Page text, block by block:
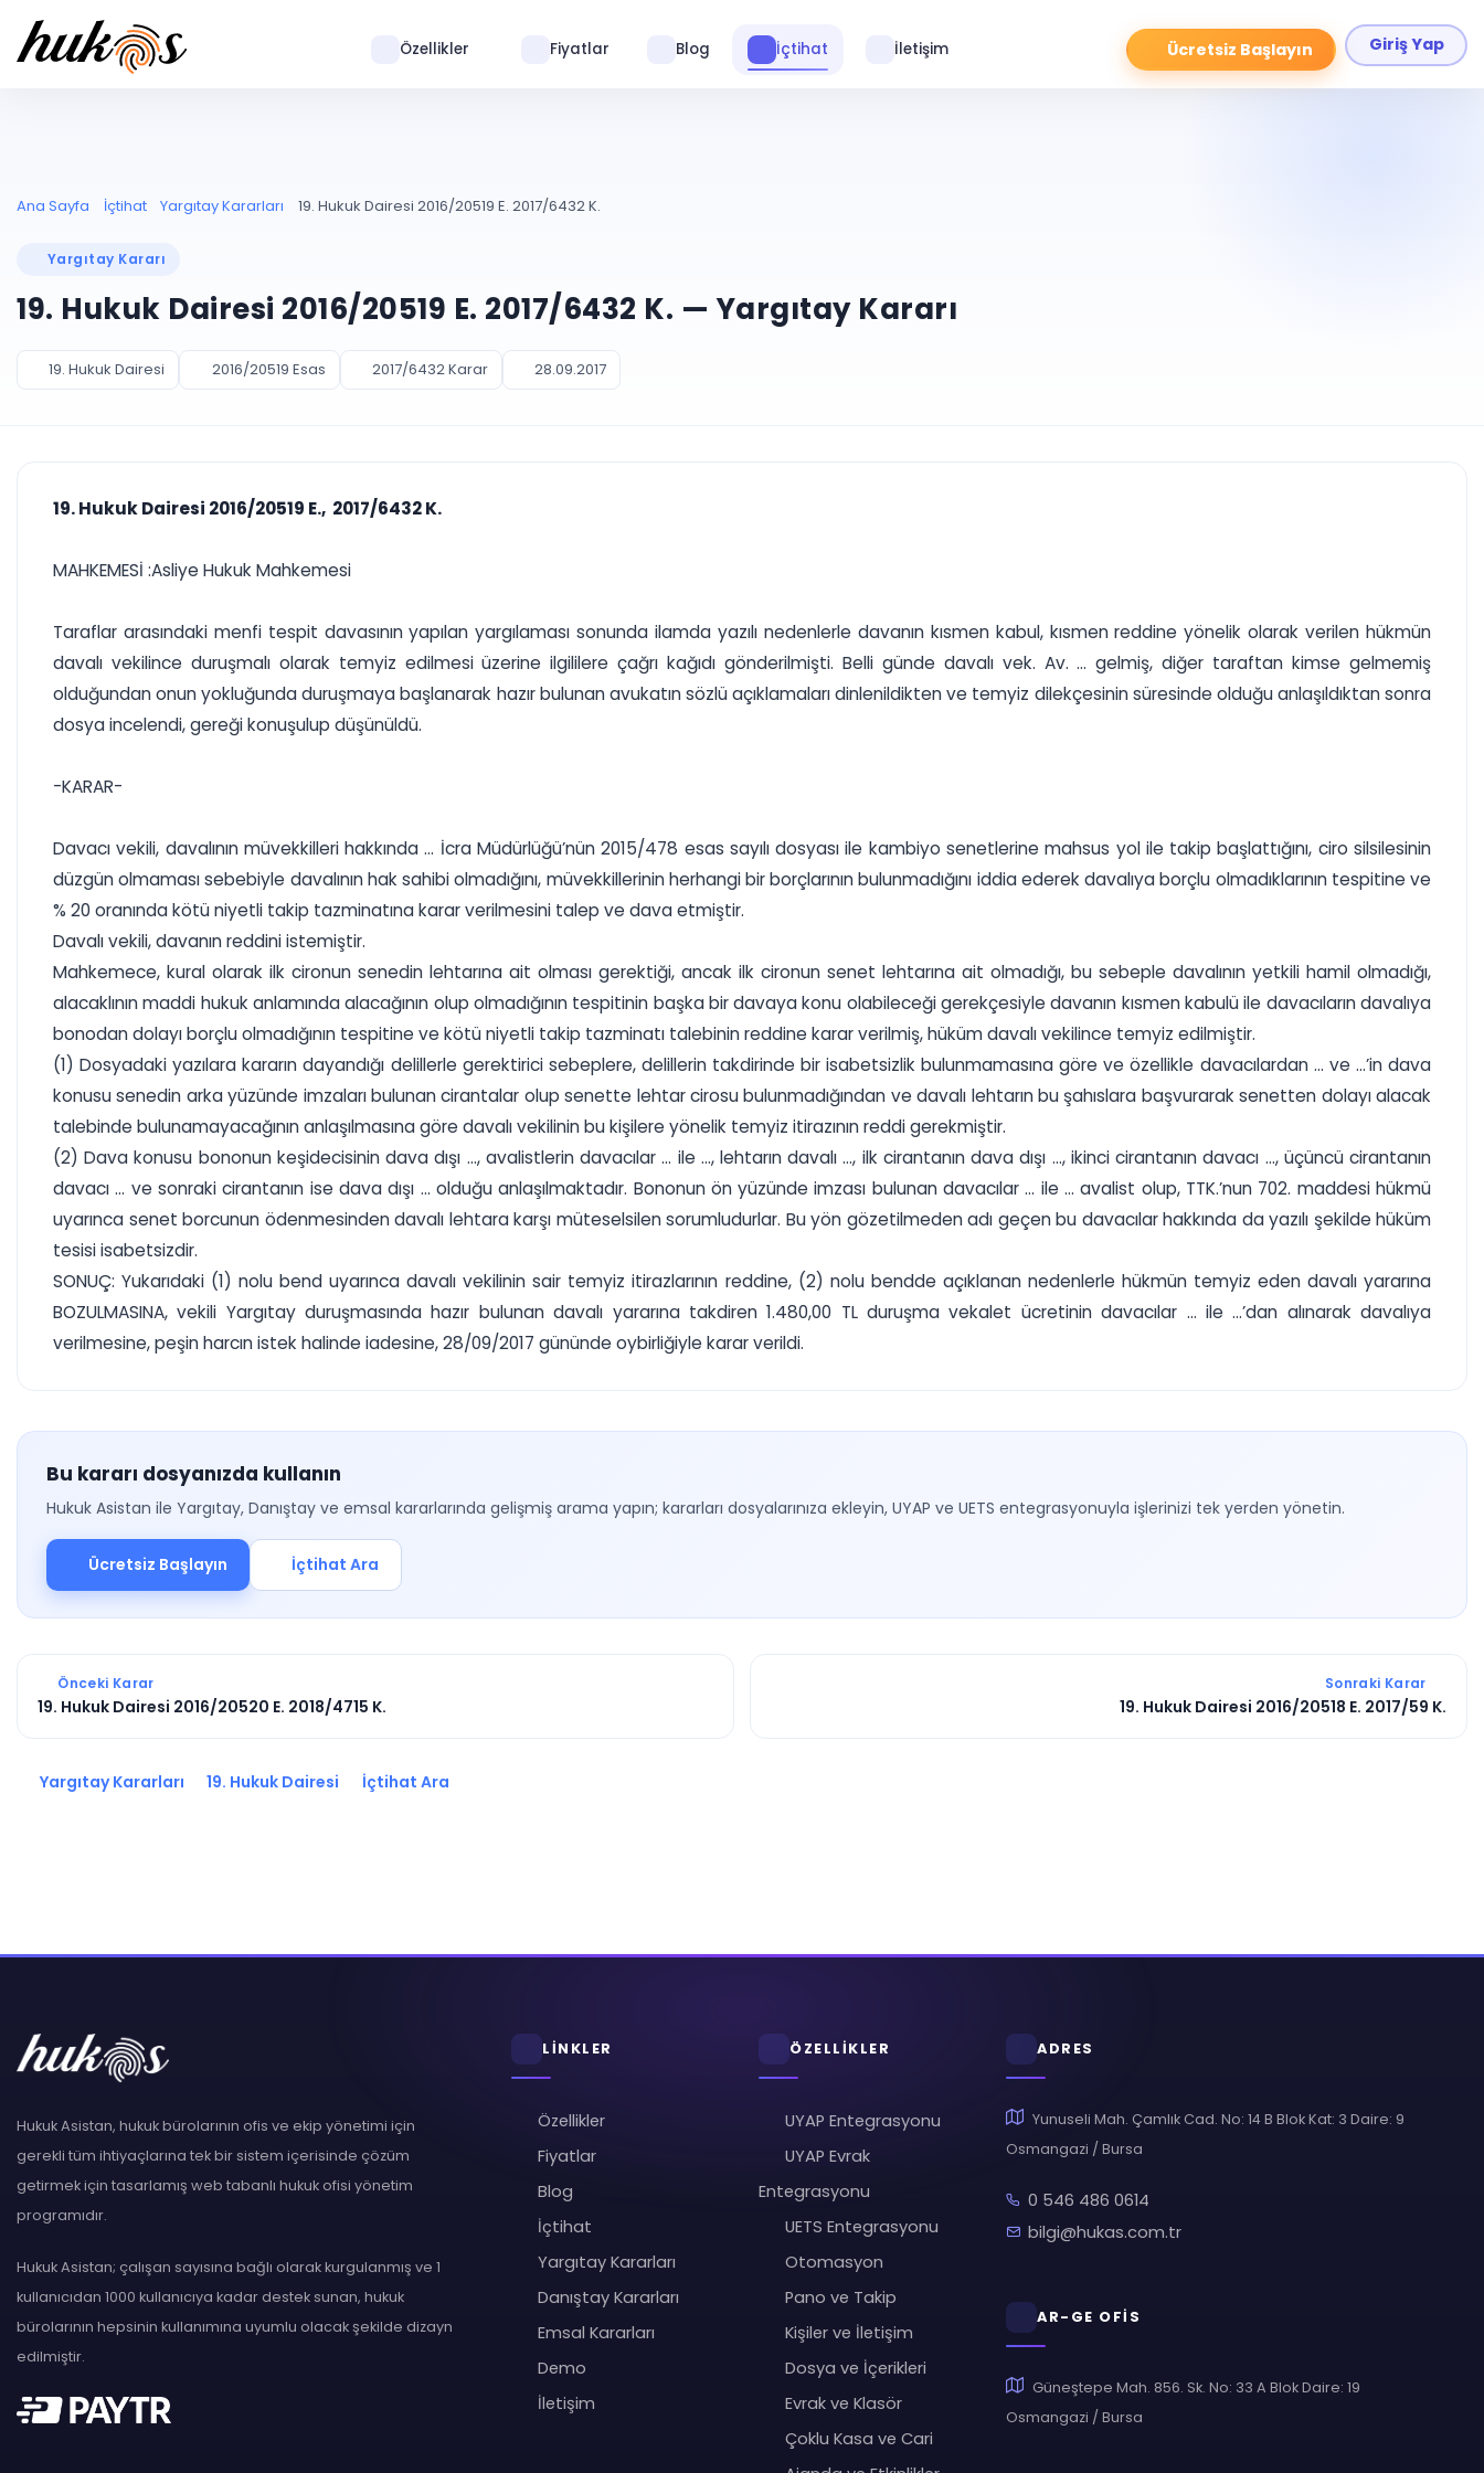
Ücretsiz Başlayın Giriş Yap
Özellikler Fiyatlar Blog İçtihat İletişim
Ana Sayfa İçtihat Yargıtay Kararları 19. Hukuk Dairesi 2016/20519 E. 2017/6432 K.
Yargıtay Kararı
19. Hukuk Dairesi 2016/20519 E. 2017/6432 K. — Yargıtay Kararı
19. Hukuk Dairesi 2016/20519 Esas 2017/6432 Karar 28.09.2017
19. Hukuk Dairesi 2016/20519 E., 2017/6432 K.
MAHKEMESİ :Asliye Hukuk Mahkemesi
Taraflar arasındaki menfi tespit davasının yapılan yargılaması sonunda ilamda yazılı nedenlerle davanın kısmen kabul, kısmen reddine yönelik olarak verilen hükmün
davalı vekilince duruşmalı olarak temyiz edilmesi üzerine ilgililere çağrı kağıdı gönderilmişti. Belli günde davalı vek. Av. ... gelmiş, diğer taraftan kimse gelmemiş
olduğundan onun yokluğunda duruşmaya başlanarak hazır bulunan avukatın sözlü açıklamaları dinlenildikten ve temyiz dilekçesinin süresinde olduğu anlaşıldıktan sonra
dosya incelendi, gereği konuşulup düşünüldü.
-KARAR-
Davacı vekili, davalının müvekkilleri hakkında ... İcra Müdürlüğü’nün 2015/478 esas sayılı dosyası ile kambiyo senetlerine mahsus yol ile takip başlattığını, ciro silsilesinin
düzgün olmaması sebebiyle davalının hak sahibi olmadığını, müvekkillerinin herhangi bir borçlarının bulunmadığını iddia ederek davalıya borçlu olmadıklarının tespitine ve
% 20 oranında kötü niyetli takip tazminatına karar verilmesini talep ve dava etmiştir.
Davalı vekili, davanın reddini istemiştir.
Mahkemece, kural olarak ilk cironun senedin lehtarına ait olması gerektiği, ancak ilk cironun senet lehtarına ait olmadığı, bu sebeple davalının yetkili hamil olmadığı,
alacaklının maddi hukuk anlamında alacağının olup olmadığının tespitinin başka bir davaya konu olabileceği gerekçesiyle davanın kısmen kabulü ile davacıların davalıya
bonodan dolayı borçlu olmadığının tespitine ve kötü niyetli takip tazminatı talebinin reddine karar verilmiş, hüküm davalı vekilince temyiz edilmiştir.
(1) Dosyadaki yazılara kararın dayandığı delillerle gerektirici sebeplere, delillerin takdirinde bir isabetsizlik bulunmamasına göre ve özellikle davacılardan ... ve ...’in dava
konusu senedin arka yüzünde imzaları bulunan cirantalar olup senette lehtar cirosu bulunmadığından ve davalı lehtarın bu şahıslara başvurarak senetten dolayı alacak
talebinde bulunamayacağının anlaşılmasına göre davalı vekilinin bu kişilere yönelik temyiz itirazının reddi gerekmiştir.
(2) Dava konusu bononun keşidecisinin dava dışı ..., avalistlerin davacılar ... ile ..., lehtarın davalı ..., ilk cirantanın dava dışı ..., ikinci cirantanın davacı ..., üçüncü cirantanın
davacı ... ve sonraki cirantanın ise dava dışı ... olduğu anlaşılmaktadır. Bononun ön yüzünde imzası bulunan davacılar ... ile ... avalist olup, TTK.’nun 702. maddesi hükmü
uyarınca senet borcunun ödenmesinden davalı lehtara karşı müteselsilen sorumludurlar. Bu yön gözetilmeden adı geçen bu davacılar hakkında da yazılı şekilde hüküm
tesisi isabetsizdir.
SONUÇ: Yukarıdaki (1) nolu bend uyarınca davalı vekilinin sair temyiz itirazlarının reddine, (2) nolu bendde açıklanan nedenlerle hükmün temyiz eden davalı yararına
BOZULMASINA, vekili Yargıtay duruşmasında hazır bulunan davalı yararına takdiren 1.480,00 TL duruşma vekalet ücretinin davacılar ... ile ...’dan alınarak davalıya
verilmesine, peşin harcın istek halinde iadesine, 28/09/2017 gününde oybirliğiyle karar verildi.
Bu kararı dosyanızda kullanın
Hukuk Asistan ile Yargıtay, Danıştay ve emsal kararlarında gelişmiş arama yapın; kararları dosyalarınıza ekleyin, UYAP ve UETS entegrasyonuyla işlerinizi tek yerden yönetin.
Ücretsiz Başlayın İçtihat Ara
Önceki Karar
19. Hukuk Dairesi 2016/20520 E. 2018/4715 K.
Sonraki Karar
19. Hukuk Dairesi 2016/20518 E. 2017/59 K.
Yargıtay Kararları 19. Hukuk Dairesi İçtihat Ara
Hukuk Asistan, hukuk bürolarının ofis ve ekip yönetimi için
gerekli tüm ihtiyaçlarına tek bir sistem içerisinde çözüm
getirmek için tasarlamış web tabanlı hukuk ofisi yönetim
programıdır.
Hukuk Asistan; çalışan sayısına bağlı olarak kurgulanmış ve 1
kullanıcıdan 1000 kullanıcıya kadar destek sunan, hukuk
bürolarının hepsinin kullanımına uyumlu olacak şekilde dizayn
edilmiştir.
LİNKLER
Özellikler
Fiyatlar
Blog
İçtihat
Yargıtay Kararları
Danıştay Kararları
Emsal Kararları
Demo
İletişim
ÖZELLİKLER
UYAP Entegrasyonu
UYAP Evrak
Entegrasyonu
UETS Entegrasyonu
Otomasyon
Pano ve Takip
Kişiler ve İletişim
Dosya ve İçerikleri
Evrak ve Klasör
Çoklu Kasa ve Cari
ADRES
Yunuseli Mah. Çamlık Cad. No: 14 B Blok Kat: 3 Daire: 9
Osmangazi / Bursa
0 546 486 0614
bilgi@hukas.com.tr
AR-GE OFİS
Güneştepe Mah. 856. Sk. No: 33 A Blok Daire: 19
Osmangazi / Bursa